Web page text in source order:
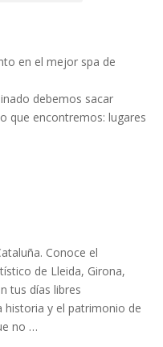
en el mejor spa de
debemos sacar
que encontremos: lugares
Conoce el
de Lleida, Girona,
tus días libres
historia y el patrimonio de
no …